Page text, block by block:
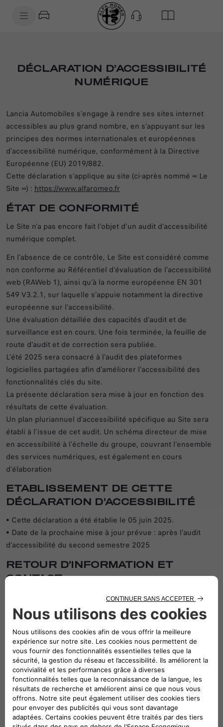
DÉCLARATION D’ACCESSIBILITÉ
NUMÉRIQUE
Lancia Automobiles s’engage à rendre ses sites internet
accessibles au plus grand nombre, en s’appuyant sur les
principes des normes internationales et européennes
d’accessibilité numérique, conformément à la Directive
Européenne (EU) 2019/882.
Cette déclaration s’applique au site (ci-après nommé « Le
Site ») : https://www.alfaromeo.fr
ÉTAT DE CONFORMITÉ
Le Site n’a pas encore fait l’objet d’un audit d’accessibilité
numérique complet.
En l’absence de ce contrôle, Le Site est considéré comme
non conforme au Référentiel d’évaluation de l’accessibilité
web (RAWeb 1), ainsi qu’à la norme européenne EN 301
549 V3.2.1, sur laquelle s’appuie notamment la directive
européenne sur l’accessibilité.
Une évaluation détaillée des capacités d'audit et de
surveillance est en cours. Une fois terminée, la feuille de
route d'audit et de correction sera publiée.
L'été 2025 sera consacré à l'audit des plateformes
logicielles partagées afin d'améliorer l'accessibilité des
fonctionnalités clés du site.
La présente déclaration sera mise à jour en fonction des
résultats de cette évaluation.
Un plan pluriannuel d’accessibilité spécifique au Site sera
établi à l’issue de cet audit. Un schéma directeur de mise
en accessibilité à l’échelle du groupe, couvrant l’ensemble
des services numériques, est également en cours
d’élaboration
ETABLISSEMENT DE CETTE
DÉCLARATION D’ACCESSIBILITÉ
• Cette déclaration a été établie le 05 juin 2025.
• Date de la prochaine mise à jour prévue : après l’audit
d’accessibilité du second semestre 2025
RETOUR D’INFORMATION ET
CONTACT
Si vous rencontrez une difficulté pour accéder à un contenu
ou à un service du site, ou si vous souhaitez signaler un
défaut d’accessibilité, vous pouvez contacter notre équipe à
l’adresse suivante :
• Email:accessibilite-france@stellantis.com
Afin de faciliter le traitement de votre demande, merci
d’indiquer :
• Le site concerné https://www.alfaromeo.fr
• L’URL exacte de la page concernée
• Une description claire du problème rencontré